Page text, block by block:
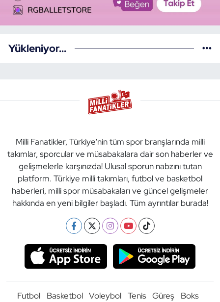
Yükleniyor...
Milli Fanatikler, Türkiye'nin tüm spor branşlarında milli
takımlar, sporcular ve müsabakalara dair son haberler ve
gelişmelerle karşınızda! Ulusal sporun nabzını tutan
platform. Türkiye milli takımları, futbol ve basketbol
haberleri, milli spor müsabakaları ve güncel gelişmeler
hakkında en yeni bilgiler başladı. Tüm ayrıntılar burada!
Futbol Basketbol Voleybol Tenis Güreş
Boks